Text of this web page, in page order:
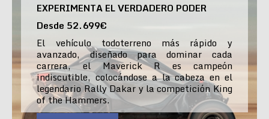
EXPERIMENTA EL VERDADERO PODER
Desde 52.699€
El vehículo todoterreno más rápido y
avanzado, diseñado para dominar cada
carrera, el Maverick R es campeón
indiscutible, colocándose a la cabeza en el
legendario Rally Dakar y la competición King
of the Hammers.